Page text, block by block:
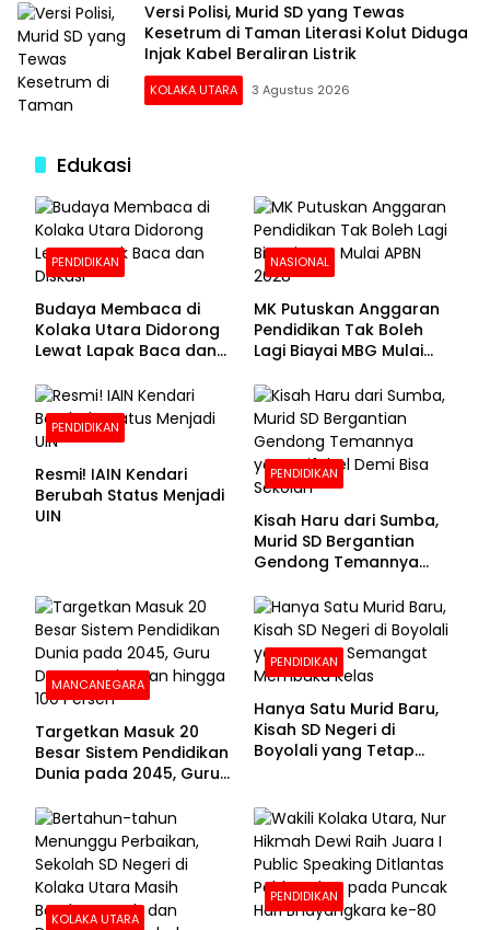
Versi Polisi, Murid SD yang Tewas
Kesetrum di Taman Literasi Kolut Diduga
Injak Kabel Beraliran Listrik
KOLAKA UTARA 3 Agustus 2026
Edukasi
PENDIDIKAN
Budaya Membaca di
Kolaka Utara Didorong
Lewat Lapak Baca dan
NASIONAL
MK Putuskan Anggaran
Pendidikan Tak Boleh
Lagi Biayai MBG Mulai
PENDIDIKAN
Resmi! IAIN Kendari
Berubah Status Menjadi
UIN
PENDIDIKAN
Kisah Haru dari Sumba,
Murid SD Bergantian
Gendong Temannya
Sekolah
MANCANEGARA
Targetkan Masuk 20
Besar Sistem Pendidikan
Dunia pada 2045, Guru
100 Persen
PENDIDIKAN
Hanya Satu Murid Baru,
Kisah SD Negeri di
Boyolali yang Tetap
KOLAKA UTARA
PENDIDIKAN